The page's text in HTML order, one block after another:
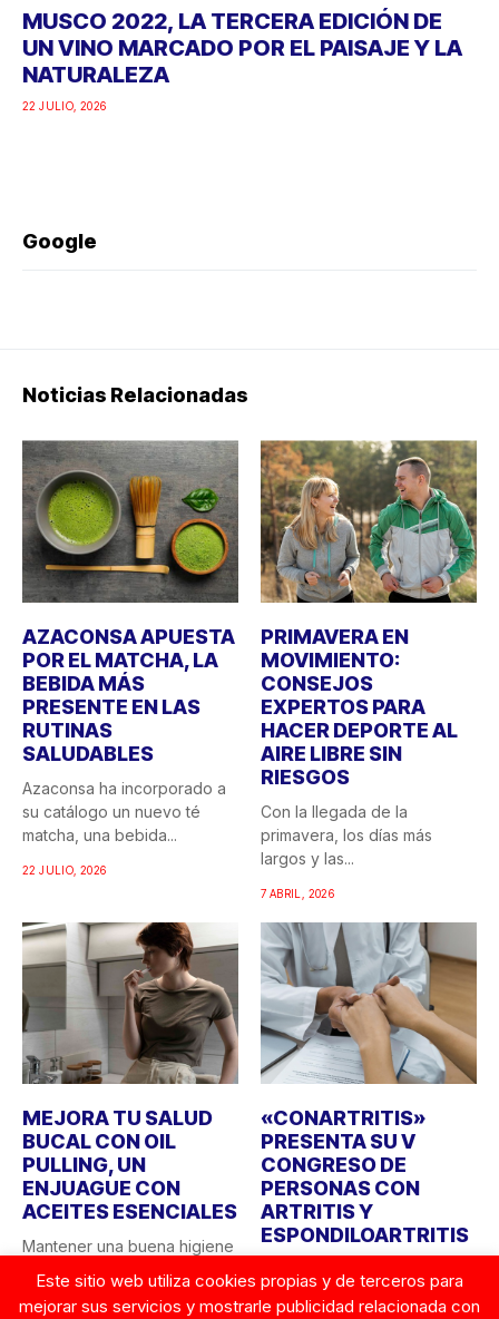
MUSCO 2022, LA TERCERA EDICIÓN DE
UN VINO MARCADO POR EL PAISAJE Y LA
NATURALEZA
22 JULIO, 2026
Google
Noticias Relacionadas
AZACONSA APUESTA
POR EL MATCHA, LA
BEBIDA MÁS
PRESENTE EN LAS
RUTINAS
SALUDABLES
Azaconsa ha incorporado a
su catálogo un nuevo té
matcha, una bebida...
22 JULIO, 2026
PRIMAVERA EN
MOVIMIENTO:
CONSEJOS
EXPERTOS PARA
HACER DEPORTE AL
AIRE LIBRE SIN
RIESGOS
Con la llegada de la
primavera, los días más
largos y las...
7 ABRIL, 2026
MEJORA TU SALUD
BUCAL CON OIL
PULLING, UN
ENJUAGUE CON
ACEITES ESENCIALES
Mantener una buena higiene
preservar la...
«CONARTRITIS»
PRESENTA SU V
CONGRESO DE
PERSONAS CON
ARTRITIS Y
ESPONDILOARTRITIS
octubre tendrá lugar la
Este sitio web utiliza cookies propias y de terceros para
mejorar sus servicios y mostrarle publicidad relacionada con